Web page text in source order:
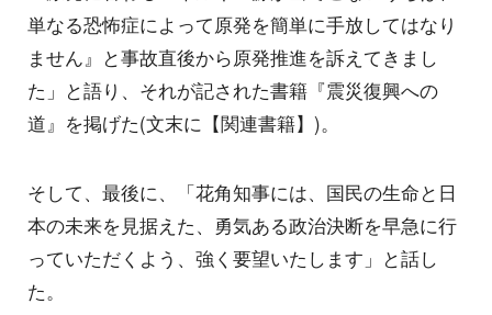
単なる恐怖症によって原発を簡単に手放してはなり
ません』と事故直後から原発推進を訴えてきまし
た」と語り、それが記された書籍『震災復興への
道』を掲げた(文末に【関連書籍】)。
そして、最後に、「花角知事には、国民の生命と日
本の未来を見据えた、勇気ある政治決断を早急に行
っていただくよう、強く要望いたします」と話し
た。